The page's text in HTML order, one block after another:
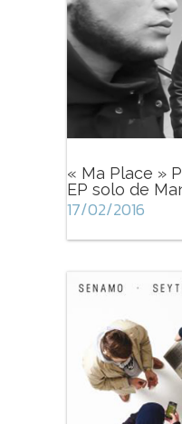
« Ma Place »
EP solo de
17/02/2016